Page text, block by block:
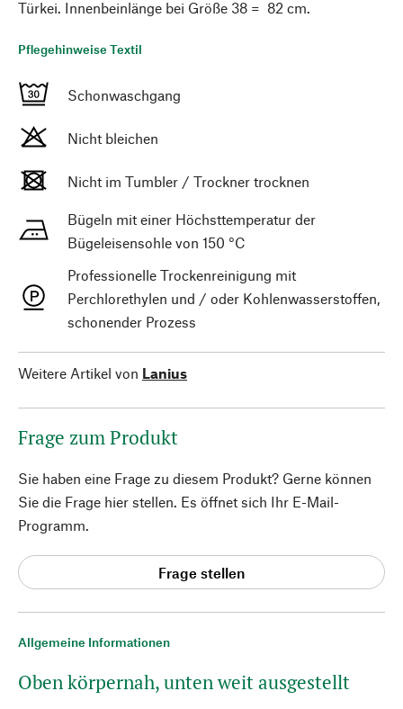
Allgemeine Informationen
Oben körpernah, unten weit ausgestellt
Türkei. Innenbeinlänge bei Größe 38 = 82 cm.
Pflegehinweise Textil
Schonwaschgang
Nicht bleichen
Nicht im Tumbler / Trockner trocknen
Bügeln mit einer Höchsttemperatur der
Bügeleisensohle von 150 °C
Professionelle Trockenreinigung mit
Perchlorethylen und / oder Kohlenwasserstoffen,
schonender Prozess
Weitere Artikel von Lanius
Frage zum Produkt
Sie haben eine Frage zu diesem Produkt? Gerne können
Sie die Frage hier stellen. Es öffnet sich Ihr E-Mail-
Programm.
Frage stellen